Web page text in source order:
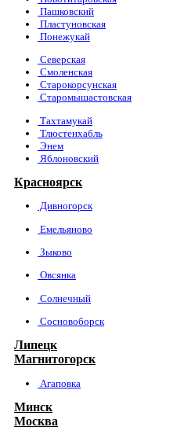
Пашковский
Пластуновская
Понежукай
Северская
Смоленская
Старокорсунская
Старомышастовская
Тахтамукай
Тлюстенхабль
Энем
Яблоновский
Красноярск
Дивногорск
Емельяново
Зыково
Овсянка
Солнечный
Сосновоборск
Липецк
Магнитогорск
Агаповка
Минск
Москва